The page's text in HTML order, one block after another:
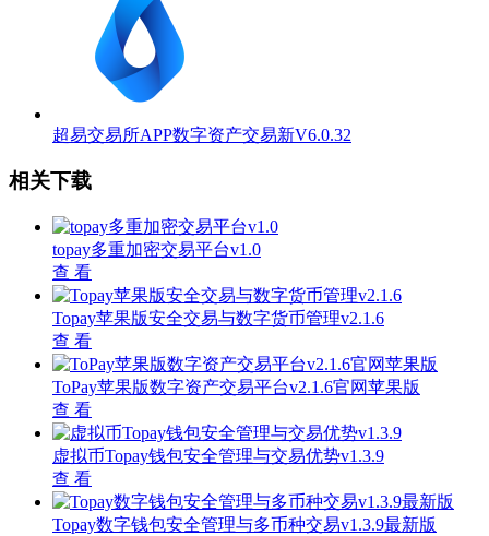
超易交易所APP数字资产交易新V6.0.32
相关下载
topay多重加密交易平台v1.0
查 看
Topay苹果版安全交易与数字货币管理v2.1.6
查 看
ToPay苹果版数字资产交易平台v2.1.6官网苹果版
查 看
虚拟币Topay钱包安全管理与交易优势v1.3.9
查 看
Topay数字钱包安全管理与多币种交易v1.3.9最新版